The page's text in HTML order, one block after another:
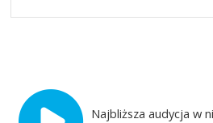
Najbliższa audycja w